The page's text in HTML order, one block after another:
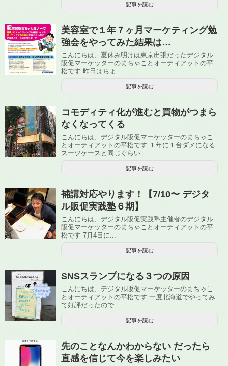
記事を読む
美容室で１年７ヶ月マーケティング勉
強会をやってみた結果は…
こんにちは、夏休み明けは東京出張だったデジタル
販促マーケッターのまちゃことオーティアットの平
松です 昨日はちょ...
記事を読む
コモディティ化が進むと買物がつまら
なくなってくる
こんにちは、デジタル販促マーケッターのまちゃこ
とオーティアットの平松です １年に１台ダメになる
スーツケースと同じぐらい...
記事を読む
補講対応やります！【7/10〜 デジタ
ル販促実践塾６期】
こんにちは、デジタル販促実践塾主催者のデジタル
販促マーケッターのまちゃことオーティアットの平
松です 7月4日に...
記事を読む
SNSスランプになる３つの原因
こんにちは、デジタル販促マーケッターのまちゃこ
とオーティアットの平松です 一度北海道でやってみ
て好評だったので...
記事を読む
先のことなんかわからない だったら
直感を信じて今を楽しみたい